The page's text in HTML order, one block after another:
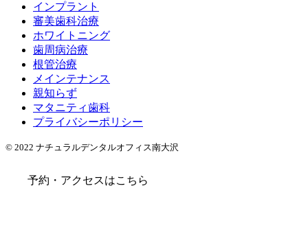
インプラント
審美歯科治療
ホワイトニング
歯周病治療
根管治療
メインテナンス
親知らず
マタニティ歯科
プライバシーポリシー
© 2022 ナチュラルデンタルオフィス南大沢
予約・アクセスはこちら